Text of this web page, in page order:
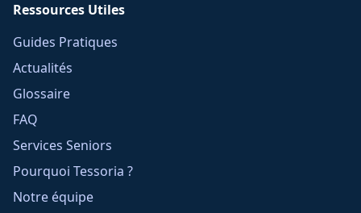
Ressources Utiles
Guides Pratiques
Actualités
Glossaire
FAQ
Services Seniors
Pourquoi Tessoria ?
Notre équipe